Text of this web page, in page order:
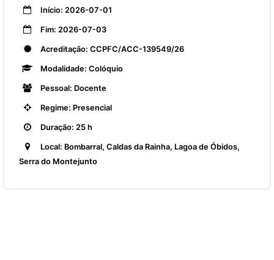
Início: 2026-07-01
Fim: 2026-07-03
Acreditação: CCPFC/ACC-139549/26
Modalidade: Colóquio
Pessoal: Docente
Regime: Presencial
Duração: 25 h
Local: Bombarral, Caldas da Rainha, Lagoa de Óbidos,
Serra do Montejunto